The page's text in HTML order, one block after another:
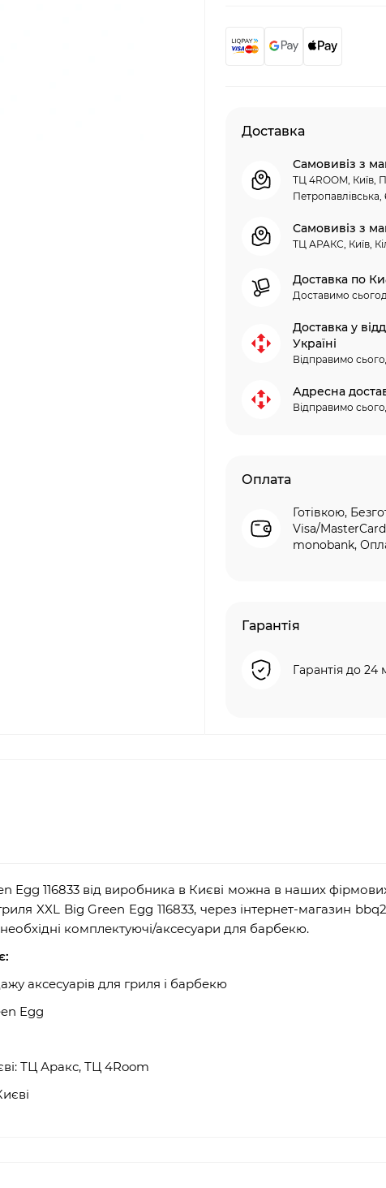
Доставка
Самовивіз з
ТЦ 4ROOM, Київ,
Петропавлівська,
Самовивіз з
ТЦ АРАКС, Київ,
Доставка по
Доставимо
Доставка у
Україні
Відправимо
Адресна
Відправимо
Оплата
Готівкою,
Visa/
monobank,
Гарантія
Гарантія до 24
Egg 116833 від виробника в Києві можна в наших
XXL Big Green Egg 116833, через інтернет-магазин bbq
комплектуючі/аксесуари для барбекю.
аксесуарів для гриля і барбекю
Egg
ТЦ Аракс, ТЦ 4Room